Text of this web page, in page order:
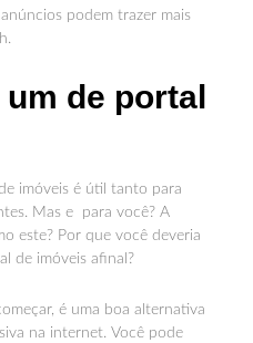
podem trazer mais
de portal
imóveis é útil tanto para
Mas e para você? A
este? Por que você deveria
de imóveis afinal?
é uma boa alternativa
na internet. Você pode